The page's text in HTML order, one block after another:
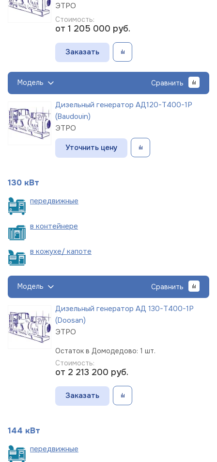
ЭТРО
Стоимость:
от 1 205 000 руб.
Заказать
Модель Сравнить
Дизельный генератор АД120-Т400-1Р
(Baudouin)
ЭТРО
Уточнить цену
130 кВт
передвижные
в контейнере
в кожухе/ капоте
Модель Сравнить
Дизельный генератор АД 130-Т400-1Р
(Doosan)
ЭТРО
Остаток в Домодедово: 1 шт.
Стоимость:
от 2 213 200 руб.
Заказать
144 кВт
передвижные